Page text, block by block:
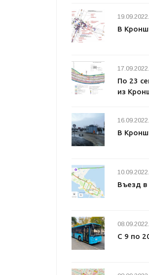
19.09.2022.
В
17.09.2022.
По 23
из
16.09.2022.
В
10.09.2022.
Въезд
08.09.2022.
С 9 по